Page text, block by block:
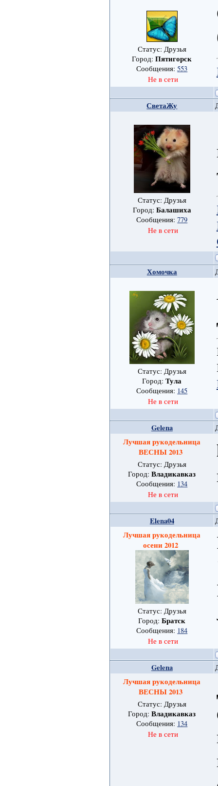
Статус: Друзья
Город:Пятигорск
Сообщения:553
Не в сети
СветаЖу
Статус: Друзья
Город: Балашиха
Сообщения:779
Не в сети
Хомочка
Статус: Друзья
Город:Тула
Сообщения: 145
Не в сети
Gelena
Лучшая рукодельница
ВЕСНЫ 2013
Статус: Друзья
Город:Владикавказ
Сообщения: 134
Не в сети
Elena04
Лучшая рукодельница
осени 2012
Статус: Друзья
Город:Братск
Сообщения: 184
Не в сети
Gelena
Лучшая рукодельница
ВЕСНЫ 2013
Статус: Друзья
Город:Владикавказ
Сообщения: 134
Не в сети